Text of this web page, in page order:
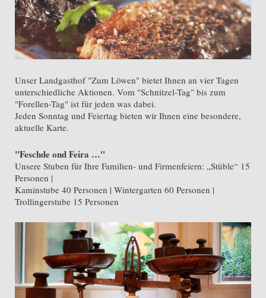
Unser Landgasthof "Zum Löwen" bietet Ihnen an vier Tagen
unterschiedliche Aktionen. Vom "Schnitzel-Tag" bis zum
"Forellen-Tag" ist für jeden was dabei.
Jeden Sonntag und Feiertag bieten wir Ihnen eine besondere,
aktuelle Karte.
"Feschde ond Feira …"
Unsere Stuben für Ihre Familien- und Firmenfeiern: „Stüble“ 15
Personen |
Kaminstube 40 Personen | Wintergarten 60 Personen |
Trollingerstube 15 Personen